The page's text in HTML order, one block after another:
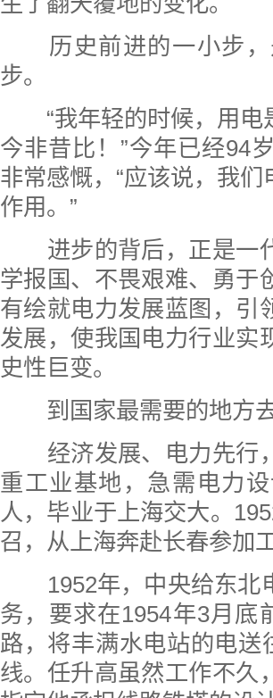
历史前进的一小步，
步。
“我年轻的时候，用电
今非昔比！”今年已经94
非常感慨，“应该说，我
作用。”
进步的背后，正是一
学报国、不畏艰难、勇于
有绘就电力发展蓝图，引
发展，使我国电力行业实
史性巨变。
到国家最需要的地方
经济发展、电力先行
重工业基地，急需电力
人，毕业于上海交大。
召，从上海奔赴长春参加
1952年，中央给东北
务，要求在1954年3月底
路，将丰满水电站的电送
线。任升高虽然工作不久